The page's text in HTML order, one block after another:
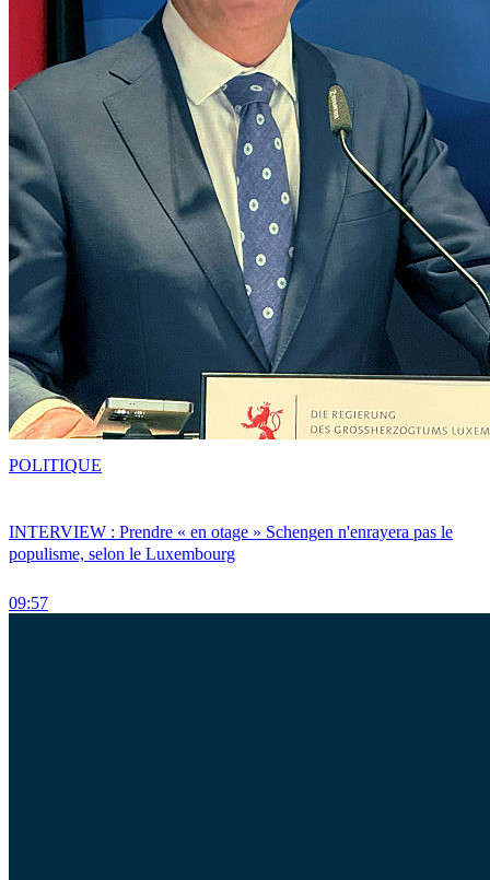
INTERVIEW : Prendre « en otage » Schengen n'enrayera pas le
populisme, selon le Luxembourg
09:57
POLITIQUE